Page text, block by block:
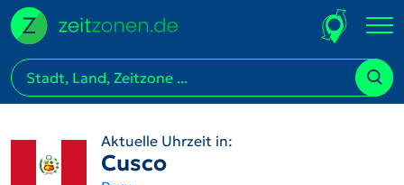
Aktuelle Uhrzeit in:
Cusco